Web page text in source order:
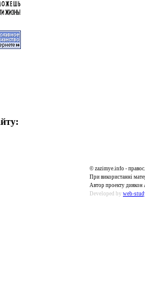
© zazimye.info -
При використанні
Автор проекту диякон
Developed by web-